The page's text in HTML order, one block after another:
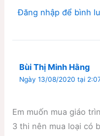
Đăng nhập để bình
Bùi Thị Minh Hằng
Ngày 13/08/2020 tại
Em muốn mua giáo
3 thi nên mua loại có